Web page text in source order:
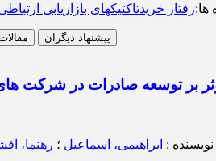
ها:رفتار خریدتاکتیکهای بازاریابی
پیشنهاد دیگران
موثر بر توسعه صادرات در
نویسنده : ابراهیمی، اسماعیل ؛ رهنما،